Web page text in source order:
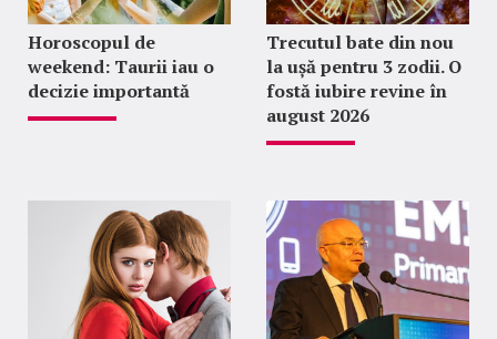
Horoscopul de
weekend: Taurii iau o
decizie importantă
Trecutul bate din nou
la ușă pentru 3 zodii. O
fostă iubire revine în
august 2026